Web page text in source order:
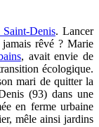
Denis. Lancer
rêvé ? Marie
, avait envie de
écologique.
mari de quitter la
(93) dans une
en ferme urbaine
mêle ainsi jardins